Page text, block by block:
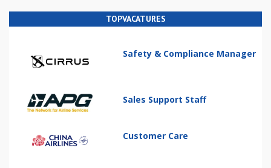
TOPVACATURES
Safety & Compliance Manager
Sales Support Staff
Customer Care